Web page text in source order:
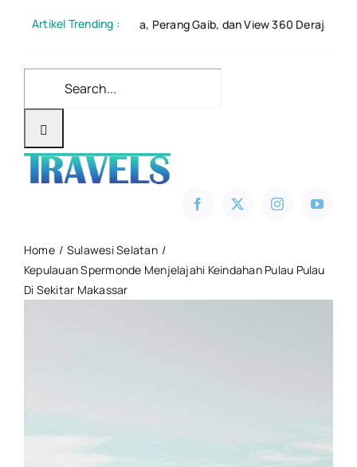
Artikel Trending :
Kisah Cinta, Perang Gaib, dan View 360 Derajat
Home
Sulawesi Selatan
Kepulauan Spermonde Menjelajahi Keindahan Pulau Pulau
Di Sekitar Makassar